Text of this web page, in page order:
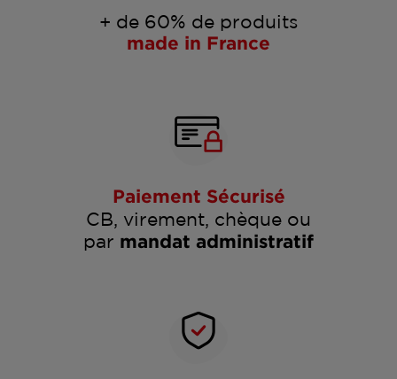
+ de 60% de produits
made in France
Paiement Sécurisé
CB, virement, chèque ou
par mandat administratif